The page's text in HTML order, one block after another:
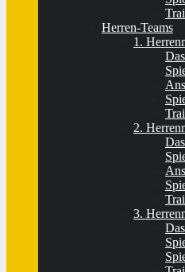
Herren-Teams
1.
2.
3.